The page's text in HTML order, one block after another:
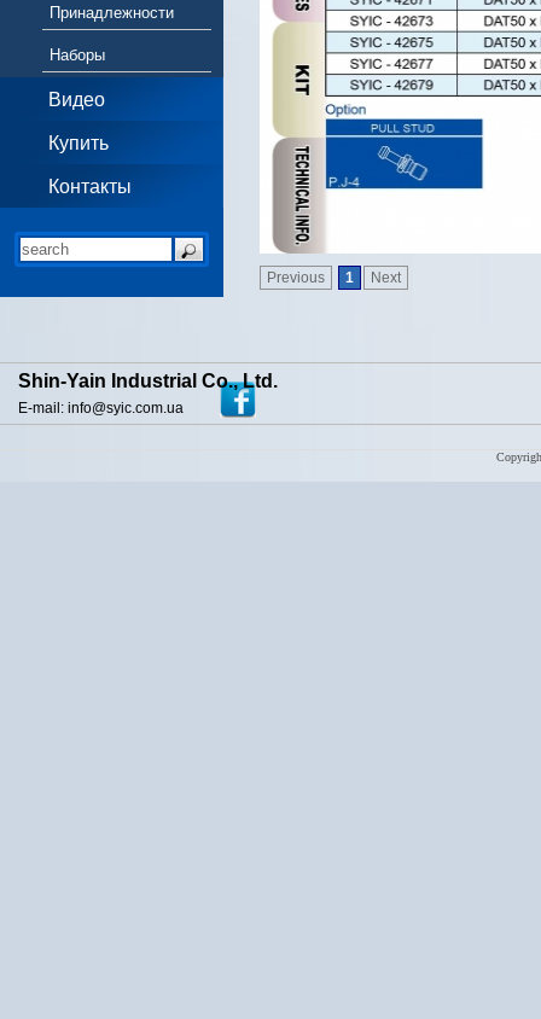
Принадлежности
Наборы
Видео
Купить
Контакты
Previous 1 Next
Shin-Yain Industrial Co., Ltd.
E-mail: info@syic.com.ua